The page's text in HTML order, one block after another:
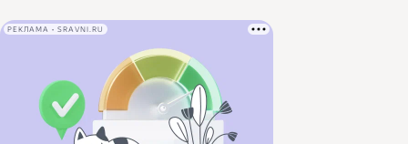
РЕКЛАМА • SRAVNI.RU